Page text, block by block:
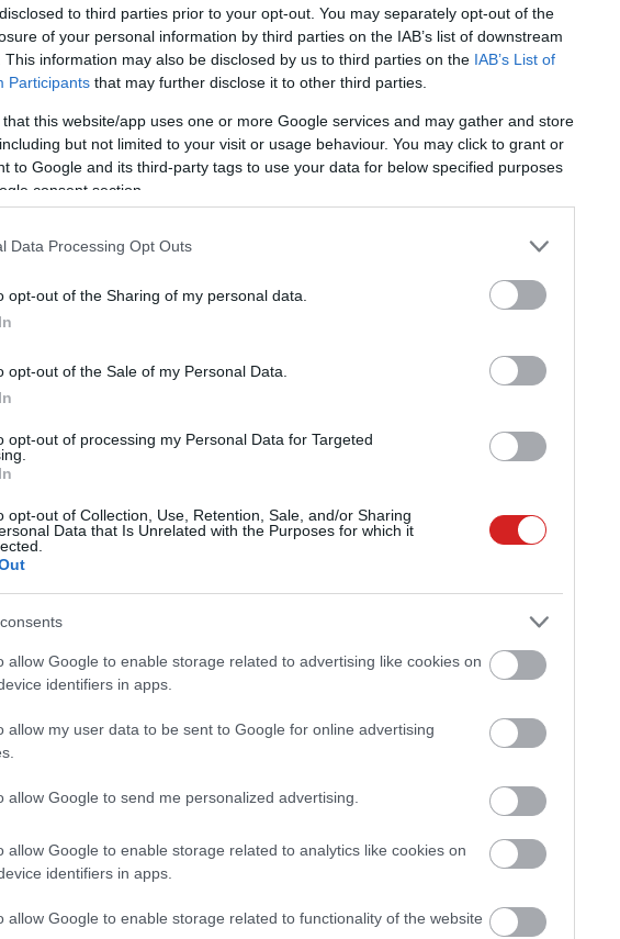
to third parties prior to your opt-out. You may separately opt-out of the
of your personal information by third parties on the IAB’s list of downstream
This information may also be disclosed by us to third parties on the IAB’s List of
Participants that may further disclose it to other third parties.
that this website/app uses one or more Google services and may gather and store
but not limited to your visit or usage behaviour. You may click to grant or
to Google and its third-party tags to use your data for below specified purposes
consent section.
Data Processing Opt Outs
opt-out of the Sharing of my personal data.
opt-out of the Sale of my Personal Data.
opt-out of processing my Personal Data for Targeted
opt-out of Collection, Use, Retention, Sale, and/or Sharing
Data that Is Unrelated with the Purposes for which it
allow Google to enable storage related to advertising like cookies on
identifiers in apps.
allow my user data to be sent to Google for online advertising
allow Google to send me personalized advertising.
allow Google to enable storage related to analytics like cookies on
identifiers in apps.
allow Google to enable storage related to functionality of the website
Tetszik
vette át Tokió egyik
figyelmét felkeltette a 4K-ban
ahol a Cross Shinjuku épületen rengeteg különböző
napokban viszont még feltűnőbbé vált a kivetítő,
gondoskodik arról, hogy a reklámokra terelje az
ívelt LED kivetítőn jelenik meg, a viselkedése
minden nap reggel 7 órakor "ébred" és hajnali 1-ig
a járókelők felé. A közvetítés hivatalosan július 12-
GS HÍREK